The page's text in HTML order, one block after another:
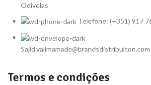
Odivelas
Telefone: (+351) 917
Sajid.valimamade@brandsdistribuiton.com
Termos e condições